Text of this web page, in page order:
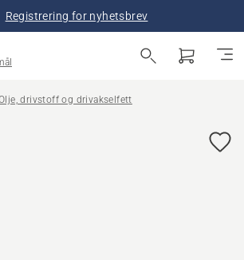
Registrering for nyhetsbrev
drivstoff og drivakselfett